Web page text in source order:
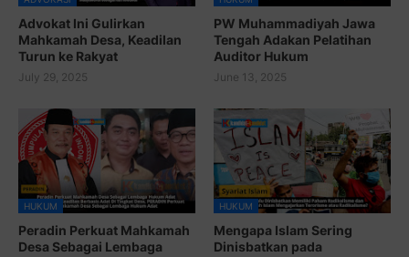
Peradin Perkuat Mahkamah
Desa Sebagai Lembaga
Hukum Adat
May 05, 2025
Mengapa Islam Sering
Dinisbatkan pada
Radikalisme & Terorisme?
March 05, 2025
POSTING KOMENTAR